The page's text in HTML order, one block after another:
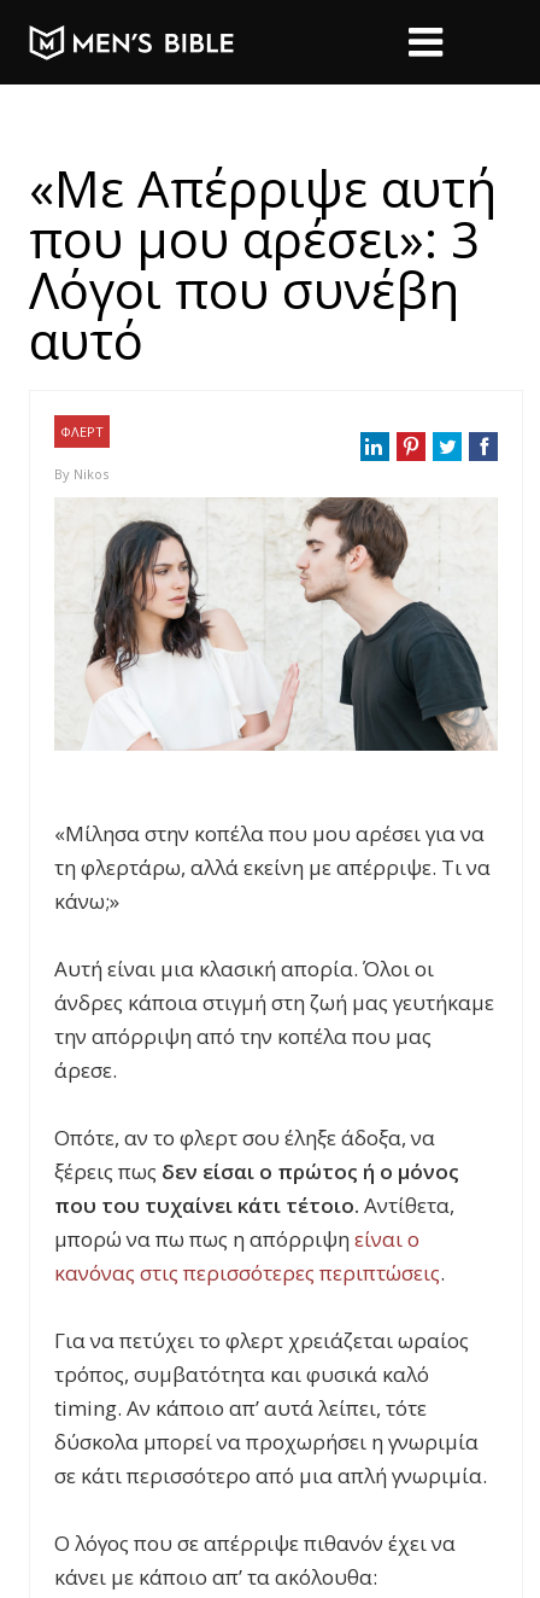
«Με Απέρριψε αυτή
που μου αρέσει»: 3
Λόγοι που συνέβη
αυτό
ΦΛΕΡΤ
By Nikos
«Μίλησα στην κοπέλα που μου αρέσει για να
τη φλερτάρω, αλλά εκείνη με απέρριψε. Τι να
κάνω;»
Αυτή είναι μια κλασική απορία. Όλοι οι
άνδρες κάποια στιγμή στη ζωή μας γευτήκαμε
την απόρριψη από την κοπέλα που μας
άρεσε.
Οπότε, αν το φλερτ σου έληξε άδοξα, να
ξέρεις πως δεν είσαι ο πρώτος ή ο μόνος
που του τυχαίνει κάτι τέτοιο. Αντίθετα,
μπορώ να πω πως η απόρριψη είναι ο
κανόνας στις περισσότερες περιπτώσεις.
Για να πετύχει το φλερτ χρειάζεται ωραίος
τρόπος, συμβατότητα και φυσικά καλό
timing. Αν κάποιο απ’ αυτά λείπει, τότε
δύσκολα μπορεί να προχωρήσει η γνωριμία
σε κάτι περισσότερο από μια απλή γνωριμία.
Ο λόγος που σε απέρριψε πιθανόν έχει να
κάνει με κάποιο απ’ τα ακόλουθα: